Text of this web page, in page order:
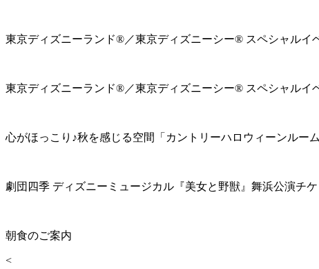
東京ディズニーランド®／東京ディズニーシー® スペシャルイ
東京ディズニーランド®／東京ディズニーシー® スペシャルイ
心がほっこり♪秋を感じる空間「カントリーハロウィーンルーム
劇団四季 ディズニーミュージカル『美女と野獣』舞浜公演チ
朝食のご案内
<